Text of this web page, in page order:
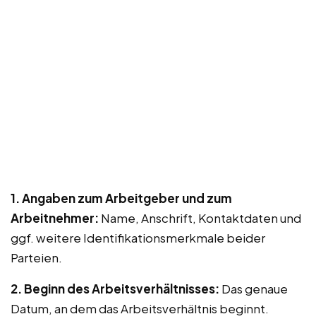
1. Angaben zum Arbeitgeber und zum
Arbeitnehmer: Name, Anschrift, Kontaktdaten und
ggf. weitere Identifikationsmerkmale beider
Parteien.
2. Beginn des Arbeitsverhältnisses: Das genaue
Datum, an dem das Arbeitsverhältnis beginnt.